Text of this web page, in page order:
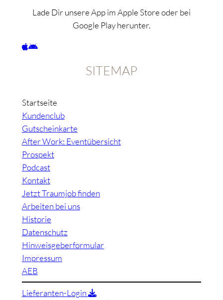
Lade Dir unsere App im Apple Store oder bei
Google Play herunter.
SITEMAP
Startseite
Kundenclub
Gutscheinkarte
After Work: Eventübersicht
Prospekt
Podcast
Kontakt
Jetzt Traumjob finden
Arbeiten bei uns
Historie
Datenschutz
Hinweisgeberformular
Impressum
AEB
Lieferanten-Login